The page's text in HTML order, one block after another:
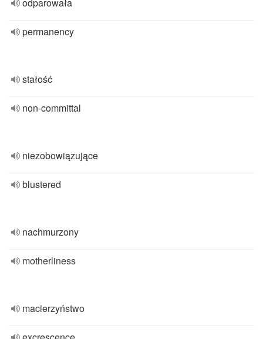
permanency
stałość
non-committal
niezobowiązujące
blustered
nachmurzony
motherliness
macierzyństwo